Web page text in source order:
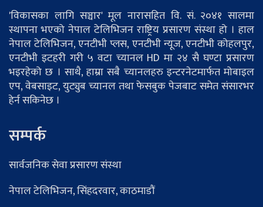
'विकासका लागि सञ्चार' मूल नारासहित वि. सं. २०४१ सालमा
स्थापना भएको नेपाल टेलिभिजन राष्ट्रिय प्रसारण संस्था हो । हाल
नेपाल टेलिभिजन, एनटीभी प्लस, एनटीभी न्यूज, एनटीभी कोहलपुर,
एनटीभी इटहरी गरी ५ वटा च्यानल HD मा २४ सै घण्टा प्रसारण
भइरहेको छ । साथै, हाम्रा सबै च्यानलहरु इन्टरनेटमार्फत मोबाइल
एप, वेबसाइट, युट्युब च्यानल तथा फेसबुक पेजबाट समेत संसारभर
हेर्न सकिनेछ ।
सम्पर्क
सार्वजनिक सेवा प्रसारण संस्था
नेपाल टेलिभिजन, सिंहदरवार, काठमाडौं